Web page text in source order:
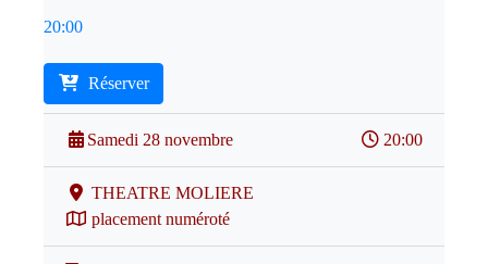
20:00
Réserver
Samedi 28 novembre 20:00
THEATRE MOLIERE
placement numéroté